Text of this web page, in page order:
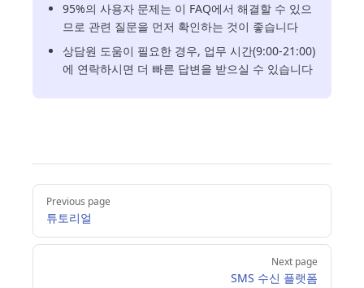
95%의 사용자 문제는 이 FAQ에서 해결할 수 있으
므로 관련 질문을 먼저 확인하는 것이 좋습니다
상담원 도움이 필요한 경우, 업무 시간(9:00-21:00)
에 연락하시면 더 빠른 답변을 받으실 수 있습니다
Pager
Previous page
튜토리얼
Next page
SMS 수신 플랫폼